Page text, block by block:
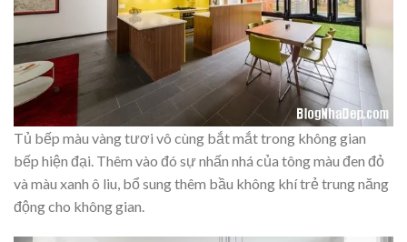
Tủ bếp màu vàng tươi vô cùng bắt mắt trong không gian
bếp hiện đại. Thêm vào đó sự nhấn nhá của tông màu đen đỏ
và màu xanh ô liu, bổ sung thêm bầu không khí trẻ trung năng
động cho không gian.